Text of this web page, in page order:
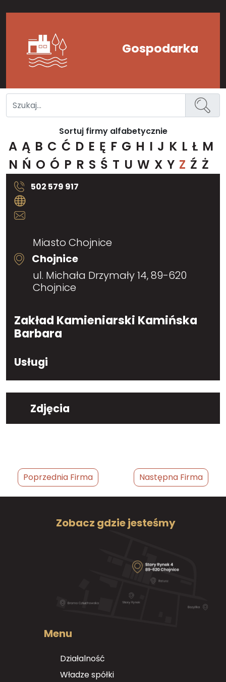
Gospodarka
Sortuj firmy alfabetycznie
A Ą B C Ć D E Ę F G H I J K L Ł M
N Ń O Ó P R S Ś T U W X Y Z Ź Ż
502 579 917
Miasto Chojnice
Chojnice
ul. Michała Drzymały 14, 89-620
Chojnice
Zakład Kamieniarski Kamińska
Barbara
Usługi
Zdjęcia
Poprzednia Firma Następna Firma
Zobacz gdzie jesteśmy
Menu
Działalność
Władze spółki